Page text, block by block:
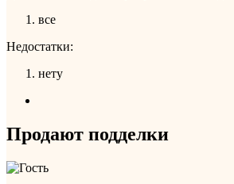
все
Недостатки:
нету
Продают подделки